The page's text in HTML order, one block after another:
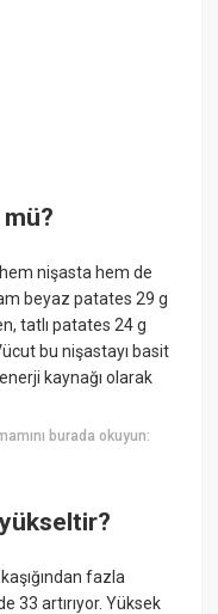
nişasta hem de
beyaz patates 29 g
tatlı patates 24 g
bu nişastayı basit
kaynağı olarak
burada okuyun:
fazla
33 artırıyor. Yüksek